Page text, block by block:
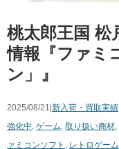
桃太郎王国 松
情報『ファ
ン」』
2025/08/21| 新入荷・買取実績
強化中, ゲーム, 取り扱い商材,
ァミコンソフト , レトロゲーム